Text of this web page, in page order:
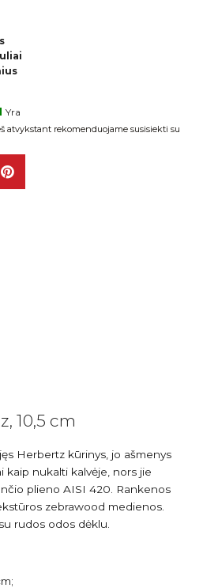
Yra
atvykstant rekomenduojame susisiekti su
10,5 cm
Herbertz kūrinys, jo ašmenys
kaip nukalti kalvėje, nors jie
plieno AISI 420. Rankenos
zebrawood medienos.
rudos odos dėklu.